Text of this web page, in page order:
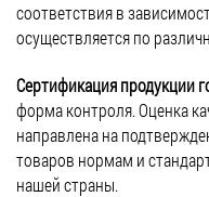
соответствия в
осуществляется по
Сертификация продукции
форма контроля. Оценка
направлена на
товаров нормам и
нашей страны.